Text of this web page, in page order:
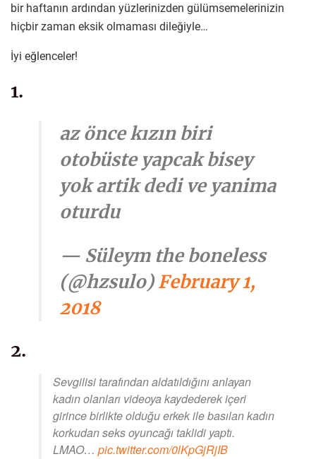
bir haftanın ardından yüzlerinizden gülümsemelerinizin
hiçbir zaman eksik olmaması dileğiyle…
İyi eğlenceler!
1.
az önce kızın biri
otobüste yapcak bisey
yok artik dedi ve yanima
oturdu
— Süleym the boneless
(@hzsulo)February 1,
2018
2.
Sevgilisi tarafından aldatıldığını anlayan
kadın olanları videoya kaydederek içeri
girince birlikte olduğu erkek ile basılan kadın
korkudan seks oyuncağı taklidi yaptı.
LMAO… pic.twitter.com/0lKpGjRjIB